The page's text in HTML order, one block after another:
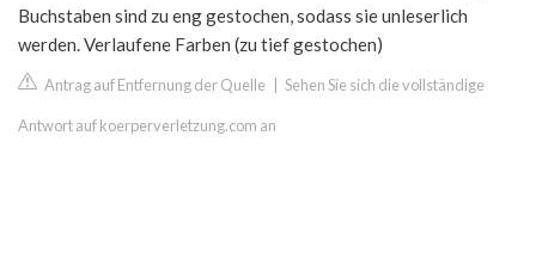
Buchstaben sind zu eng gestochen, sodass sie unleserlich
werden. Verlaufene Farben (zu tief gestochen)
Antrag auf Entfernung der Quelle Sehen Sie sich die vollständige
Antwort auf koerperverletzung.com an